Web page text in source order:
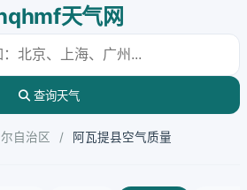
天气网
查询天气
自治区 / 阿瓦提县空气质量